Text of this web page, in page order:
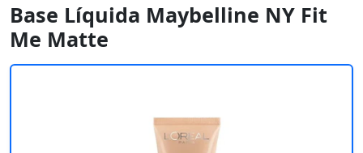
Base Líquida Maybelline NY Fit
Me Matte